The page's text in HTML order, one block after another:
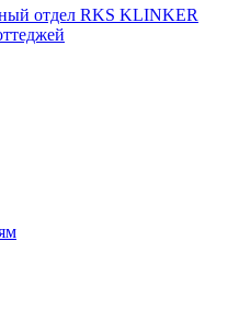
отдел RKS KLINKER